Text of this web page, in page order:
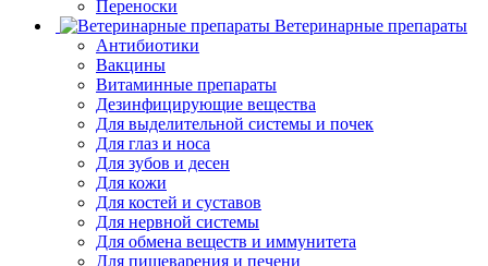
Переноски
Ветеринарные препараты
Антибиотики
Вакцины
Витаминные препараты
Дезинфицирующие вещества
Для выделительной системы и почек
Для глаз и носа
Для зубов и десен
Для кожи
Для костей и суставов
Для нервной системы
Для обмена веществ и иммунитета
Для пищеварения и печени